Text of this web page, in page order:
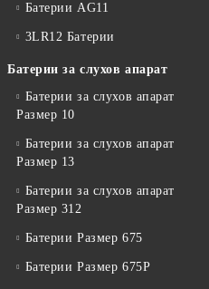
Батерии AG11
3LR12 Батерии
Батерии за слухов апарат
Батерии за слухов апарат
Размер 10
Батерии за слухов апарат
Размер 13
Батерии за слухов апарат
Размер 312
Батерии Размер 675
Батерии Размер 675P